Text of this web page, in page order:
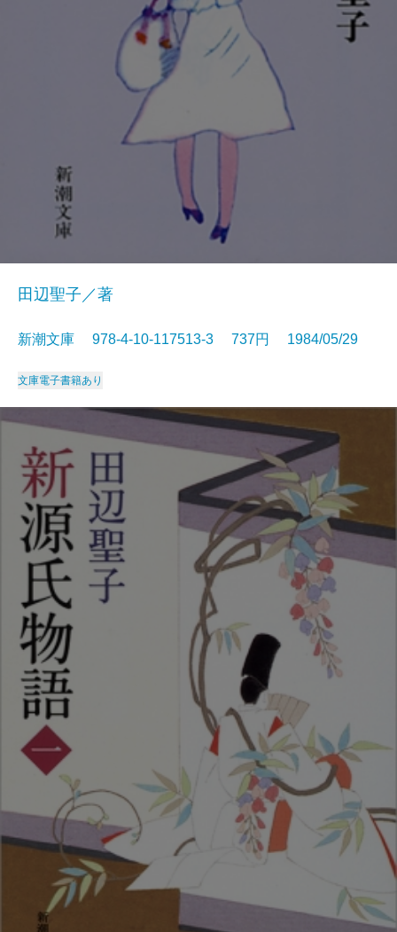
田辺聖子／著
新潮文庫 978-4-10-117513-3 737円 1984/05/29
文庫電子書籍あり